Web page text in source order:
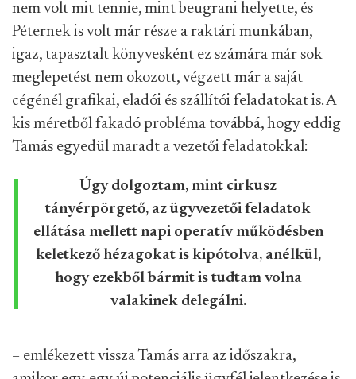
nem volt mit tennie, mint beugrani helyette, és
Péternek is volt már része a raktári munkában,
igaz, tapasztalt könyvesként ez számára már sok
meglepetést nem okozott, végzett már a saját
cégénél grafikai, eladói és szállítói feladatokat is. A
kis méretből fakadó probléma továbbá, hogy eddig
Tamás egyedül maradt a vezetői feladatokkal:
Úgy dolgoztam, mint cirkusz
tányérpörgető, az ügyvezetői feladatok
ellátása mellett napi operatív működésben
keletkező hézagokat is kipótolva, anélkül,
hogy ezekből bármit is tudtam volna
valakinek delegálni.
– emlékezett vissza Tamás arra az időszakra,